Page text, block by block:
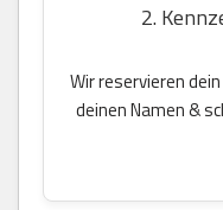
2.
Wir reservieren
deinen Namen &